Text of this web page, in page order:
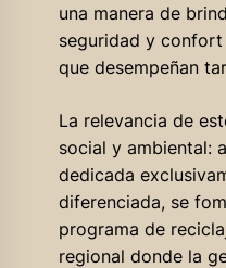
una manera de
seguridad y
que desempeñan
La relevancia de
social y ambiental:
dedicada
diferenciada, se
programa de
regional donde la